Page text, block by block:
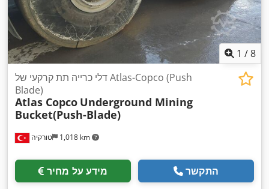
1 /8
טורקיה 1,018 km
דלי כרייה תת קרקעי של Atlas-Copco (Push
Blade)
Atlas Copco Underground Mining
Bucket(Push-Blade)
מידע על מחיר התקשר